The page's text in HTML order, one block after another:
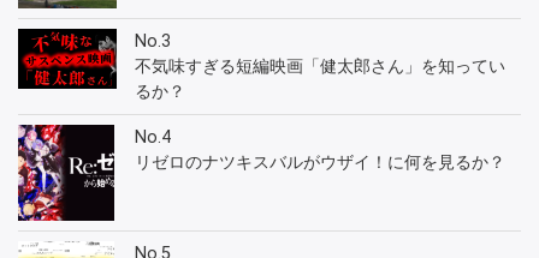
No.3
不気味すぎる短編映画「健太郎さん」を知ってい
るか？
No.4
リゼロのナツキスバルがウザイ！に何を見るか？
No.5